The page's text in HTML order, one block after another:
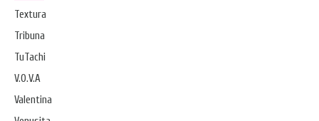
Textura
Tribuna
TuTachi
V.O.V.A
Valentina